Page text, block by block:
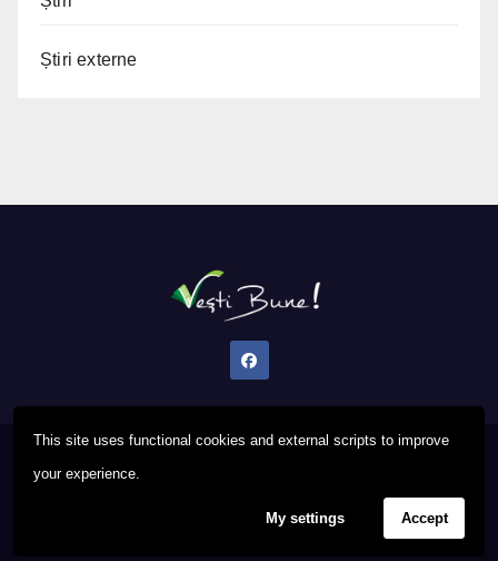
This site uses functional cookies and external scripts to improve
your experience.
My settings Accept
Știri externe
Proudly powered by WordPress
Privacy PolicyFAQ